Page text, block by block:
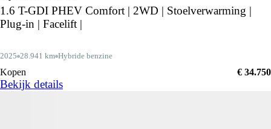
1.6 T-GDI PHEV Comfort | 2WD | Stoelverwarming |
Plug-in | Facelift |
2025 28.941 km Hybride benzine
Kopen € 34.750
Bekijk details